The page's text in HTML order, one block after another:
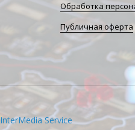
Обработка
Публичная оферта
InterMedia Service